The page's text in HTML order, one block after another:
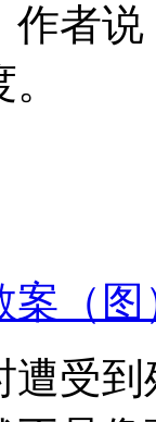
作者
案（图
遭受